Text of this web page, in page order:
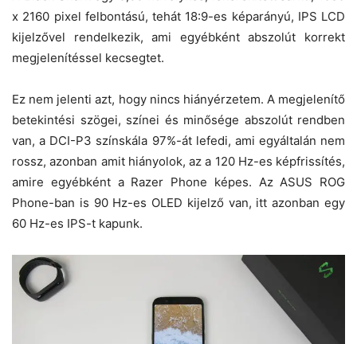
x 2160 pixel felbontású, tehát 18:9-es képarányú, IPS LCD
kijelzővel rendelkezik, ami egyébként abszolút korrekt
megjelenítéssel kecsegtet.
Ez nem jelenti azt, hogy nincs hiányérzetem. A megjelenítő
betekintési szögei, színei és minősége abszolút rendben
van, a DCI-P3 színskála 97%-át lefedi, ami egyáltalán nem
rossz, azonban amit hiányolok, az a 120 Hz-es képfrissítés,
amire egyébként a Razer Phone képes. Az ASUS ROG
Phone-ban is 90 Hz-es OLED kijelző van, itt azonban egy
60 Hz-es IPS-t kapunk.